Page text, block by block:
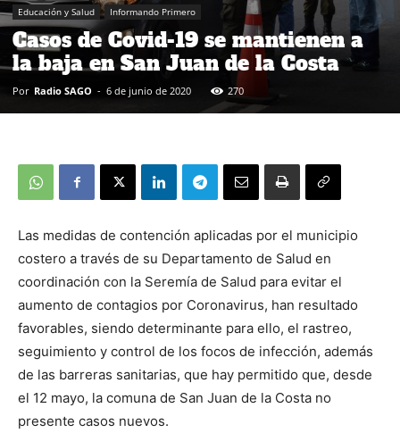
Educación y Salud Informando Primero
Casos de Covid-19 se mantienen a
la baja en San Juan de la Costa
Por Radio SAGO - 6 de junio de 2020 270
Las medidas de contención aplicadas por el municipio
costero a través de su Departamento de Salud en
coordinación con la Seremía de Salud para evitar el
aumento de contagios por Coronavirus, han resultado
favorables, siendo determinante para ello, el rastreo,
seguimiento y control de los focos de infección, además
de las barreras sanitarias, que hay permitido que, desde
el 12 mayo, la comuna de San Juan de la Costa no
presente casos nuevos.